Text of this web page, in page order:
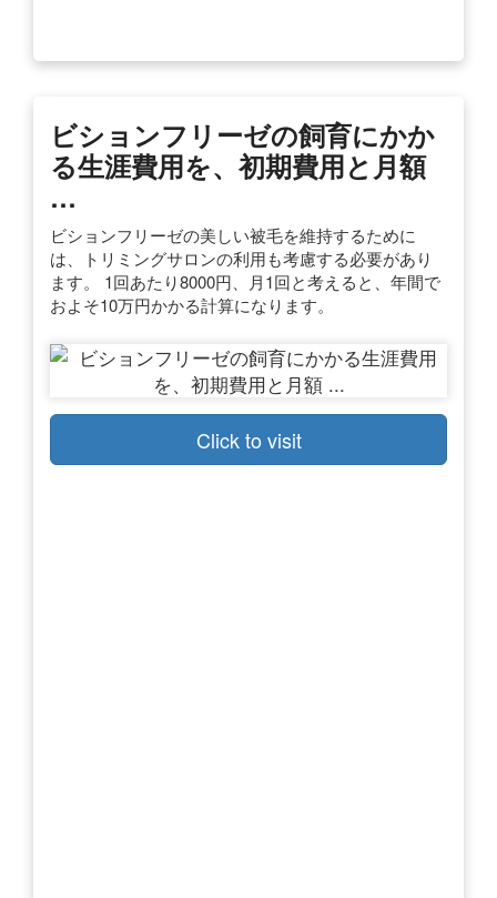
ビションフリーゼの飼育にかか
る生涯費用を、初期費用と月額
…
ビションフリーゼの美しい被毛を維持するために
は、トリミングサロンの利用も考慮する必要があり
ます。 1回あたり8000円、月1回と考えると、年間で
およそ10万円かかる計算になります。
Click to visit